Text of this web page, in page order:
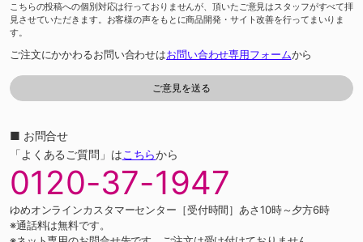
こちらの投稿への個別対応は行っておりませんが、頂いたご意見はスタッフがすべて拝
見させていただきます。お客様の声をもとに商品開発・サイト改善を行ってまいりま
す。
ご注文にかかわるお問い合わせはお問い合わせ専用フォームから
■ お問合せ
「よくあるご質問」はこちらから
0120-37-1947
ゆめオンラインカスタマーセンター［受付時間］あさ10時～夕方6時
※通話料は無料です。